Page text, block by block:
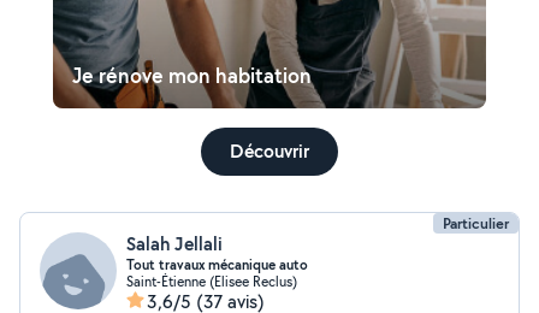
Je rénove mon habitation
Découvrir
Particulier
Salah Jellali
Tout travaux mécanique auto
Saint-Étienne (Elisee Reclus)
3,6/5 (37 avis)